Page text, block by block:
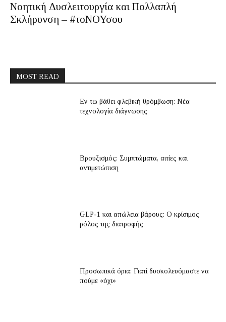
Νοητική Δυσλειτουργία και Πολλαπλή
Σκλήρυνση – #τοΝΟΥσου
MOST READ
Εν τω βάθει φλεβική θρόμβωση: Νέα
τεχνολογία διάγνωσης
Βρουξισμός: Συμπτώματα, αιτίες και
αντιμετώπιση
GLP-1 και απώλεια βάρους: Ο κρίσιμος
ρόλος της διατροφής
Προσωπικά όρια: Γιατί δυσκολευόμαστε να
πούμε «όχι»